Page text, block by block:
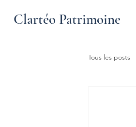
Clartéo Patrimoine
Tous les posts